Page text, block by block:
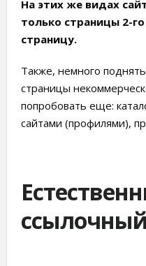
На этих же видах
только страницы 2-
страницу.
Также, немного
страницы
попробовать еще:
сайтами (профилями),